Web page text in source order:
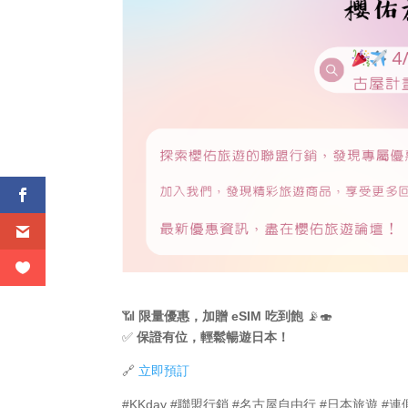
📶 限量優惠，加贈 eSIM 吃到飽📡🍣
✅保證有位，輕鬆暢遊日本！
🔗 立即預訂
#KKday #聯盟行銷 #名古屋自由行 #日本旅遊 #連